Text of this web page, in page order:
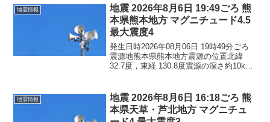
はありません。震度3熊本県...
地震情報
地震 2026年8月6日 19:49ごろ 熊
本県熊本地方 マグニチュード4.5
最大震度4
発生日時2026年08月06日 19時49分ごろ
震源地熊本県熊本地方震源の位置北緯
32.7度，東経 130.8度震源の深さ約10km
りません。震度4熊本県熊本西...
地震情報
地震 2026年8月6日 16:18ごろ 熊
本県天草・芦北地方 マグニチュ